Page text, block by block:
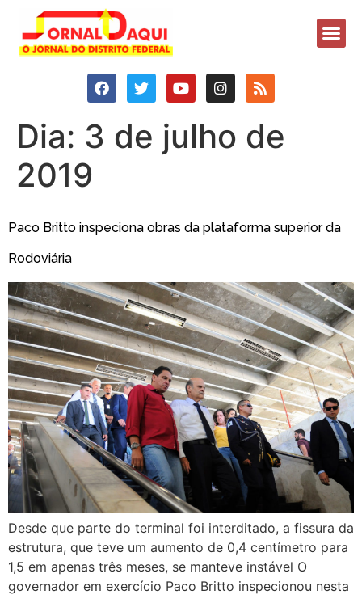
Dia: 3 de julho de
2019
Paco Britto inspeciona obras da plataforma superior da
Rodoviária
Desde que parte do terminal foi interditado, a fissura da
estrutura, que teve um aumento de 0,4 centímetro para
1,5 em apenas três meses, se manteve instável O
governador em exercício Paco Britto inspecionou nesta